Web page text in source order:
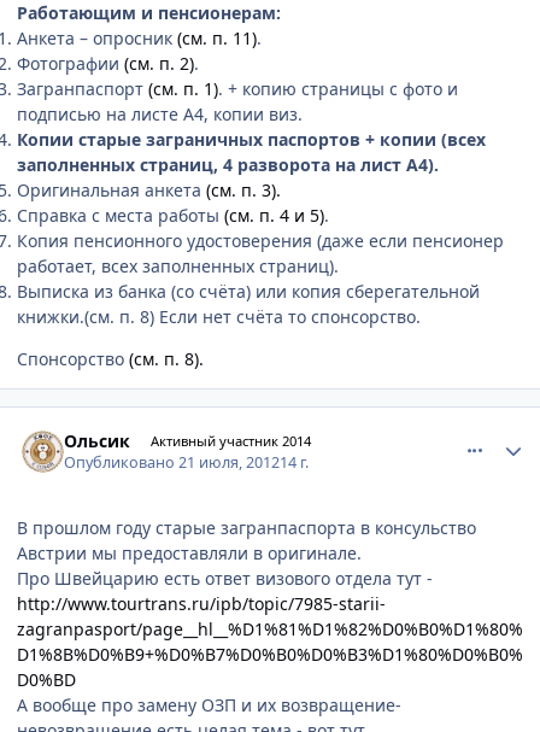
Работающим и пенсионерам:
Анкета – опросник (см. п. 11).
Фотографии (см. п. 2).
Загранпаспорт (см. п. 1). + копию страницы с фото и
подписью на листе А4, копии виз.
Копии старые заграничных паспортов + копии (всех
заполненных страниц, 4 разворота на лист А4).
Оригинальная анкета (см. п. 3).
Справка с места работы (см. п. 4 и 5).
Копия пенсионного удостоверения (даже если пенсионер
работает, всех заполненных страниц).
Выписка из банка (со счёта) или копия сберегательной
книжки.(см. п. 8) Если нет счёта то спонсорство.
Спонсорство (см. п. 8).
Ольсик Активный участник 2014
Опубликовано21 июля, 201214 г.
В прошлом году старые загранпаспорта в консульство
Австрии мы предоставляли в оригинале.
Про Швейцарию есть ответ визового отдела тут -
http://www.tourtrans.ru/ipb/topic/7985-starii-
zagranpasport/page__hl__%D1%81%D1%82%D0%B0%D1%80%
D1%8B%D0%B9+%D0%B7%D0%B0%D0%B3%D1%80%D0%B0%
D0%BD
А вообще про замену ОЗП и их возвращение-